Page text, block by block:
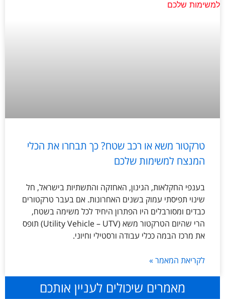
טרקטור משא או רכב שטח? כך תבחרו את הכלי
המנצח למשימות שלכם
בענפי החקלאות, הגינון, האחזקה והתשתיות בישראל, חל
שינוי תפיסתי עמוק בשנים האחרונות. אם בעבר טרקטורים
כבדים ומסורבלים היו הפתרון היחיד לכל משימה בשטח,
הרי שהיום הטרקטור משא (Utility Vehicle – UTV) תופס
את מרכז הבמה ככלי עבודה ורסטילי וחיוני.
לקריאת המאמר »
מאמרים שיכולים לעניין אותכם